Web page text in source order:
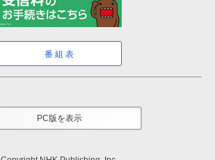
番組表
PC版を表示